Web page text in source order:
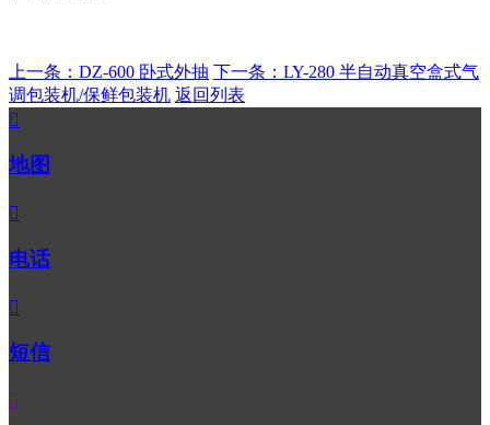
上一条：DZ-600 卧式外抽 下一条：LY-280 半自动真空盒式气
调包装机/保鲜包装机 返回列表

地图

电话

短信
